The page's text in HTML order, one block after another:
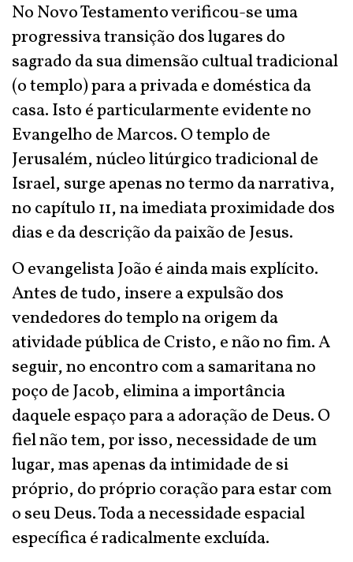
No Novo Testamento verificou-se uma
progressiva transição dos lugares do
sagrado da sua dimensão cultual tradicional
(o templo) para a privada e doméstica da
casa. Isto é particularmente evidente no
Evangelho de Marcos. O templo de
Jerusalém, núcleo litúrgico tradicional de
Israel, surge apenas no termo da narrativa,
no capítulo 11, na imediata proximidade dos
dias e da descrição da paixão de Jesus.
O evangelista João é ainda mais explícito.
Antes de tudo, insere a expulsão dos
vendedores do templo na origem da
atividade pública de Cristo, e não no fim. A
seguir, no encontro com a samaritana no
poço de Jacob, elimina a importância
daquele espaço para a adoração de Deus. O
fiel não tem, por isso, necessidade de um
lugar, mas apenas da intimidade de si
próprio, do próprio coração para estar com
o seu Deus. Toda a necessidade espacial
específica é radicalmente excluída.